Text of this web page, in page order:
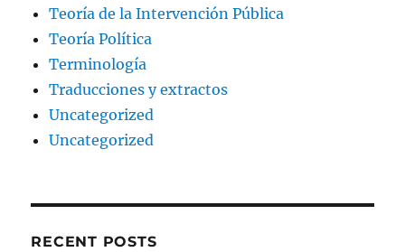
Teoría de la Intervención Pública
Teoría Política
Terminología
Traducciones y extractos
Uncategorized
Uncategorized
RECENT POSTS